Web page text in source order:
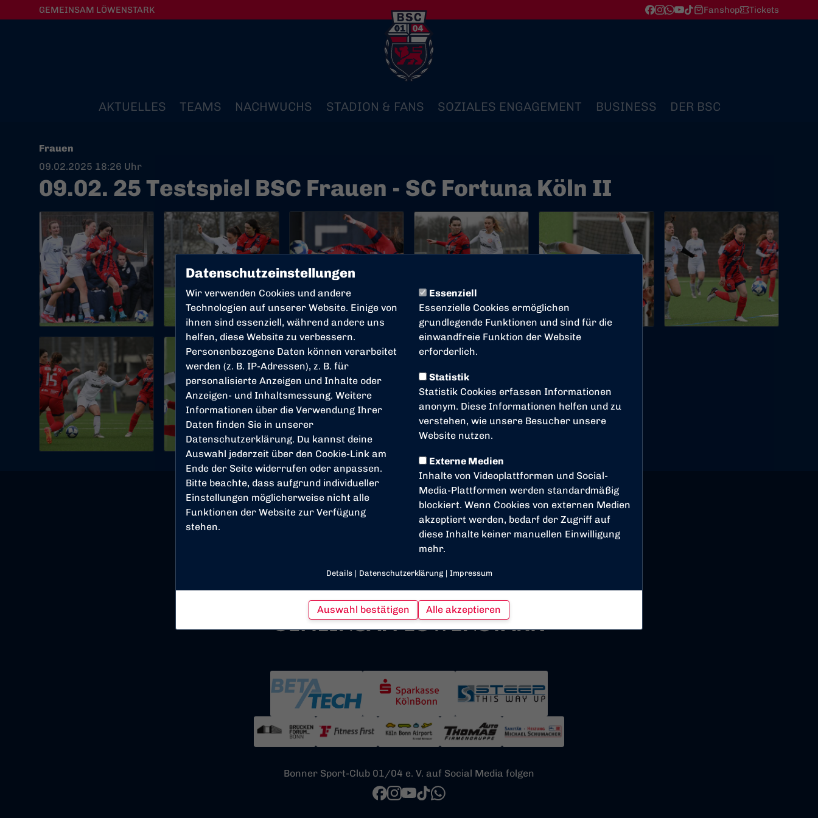
Datenschutzeinstellungen
Wir verwenden Cookies und andere
Technologien auf unserer Website. Einige von
ihnen sind essenziell, während andere uns
helfen, diese Website zu verbessern.
Personenbezogene Daten können verarbeitet
werden (z. B. IP-Adressen), z. B. für
personalisierte Anzeigen und Inhalte oder
Anzeigen- und Inhaltsmessung. Weitere
Informationen über die Verwendung Ihrer
Daten finden Sie in unserer
Datenschutzerklärung. Du kannst deine
Auswahl jederzeit über den Cookie-Link am
Ende der Seite widerrufen oder anpassen.
Bitte beachte, dass aufgrund individueller
Einstellungen möglicherweise nicht alle
Funktionen der Website zur Verfügung
stehen.
Essenziell
Essenzielle Cookies ermöglichen
grundlegende Funktionen und sind für die
einwandfreie Funktion der Website
erforderlich.
Statistik
Statistik Cookies erfassen Informationen
anonym. Diese Informationen helfen und zu
verstehen, wie unsere Besucher unsere
Website nutzen.
Externe Medien
Inhalte von Videoplattformen und Social-
Media-Plattformen werden standardmäßig
blockiert. Wenn Cookies von externen Medien
akzeptiert werden, bedarf der Zugriff auf
diese Inhalte keiner manuellen Einwilligung
mehr.
Details | Datenschutzerklärung | Impressum
Auswahl bestätigen Alle akzeptieren
GEMEINSAM LÖWENSTARK Fanshop Tickets
AKTUELLES TEAMS NACHWUCHS STADION & FANS SOZIALES ENGAGEMENT BUSINESS DER BSC
Frauen
09.02.2025 18:26 Uhr
09.02. 25 Testspiel BSC Frauen - SC Fortuna Köln II
Bonner Sport-Club 01/04 e. V. auf Social Media folgen